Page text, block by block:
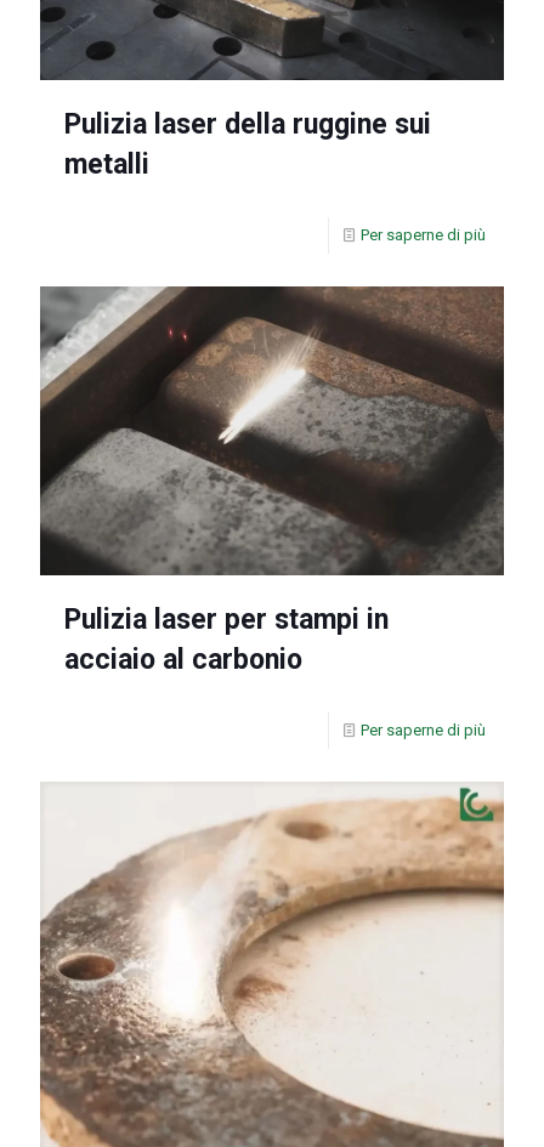
Pulizia laser della ruggine sui
metalli
Per saperne di più
Pulizia laser per stampi in
acciaio al carbonio
Per saperne di più